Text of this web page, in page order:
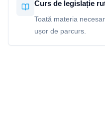
Curs de legislație
Toată materia
ușor de parcurs.